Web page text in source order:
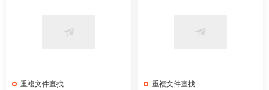
重複文件查找 重複文件查找